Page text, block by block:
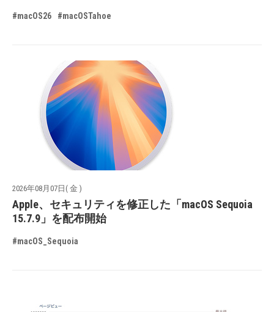
#macOS26 #macOSTahoe
2026年08月07日( 金 )
Apple、セキュリティを修正した「macOS Sequoia
15.7.9」を配布開始
#macOS_Sequoia